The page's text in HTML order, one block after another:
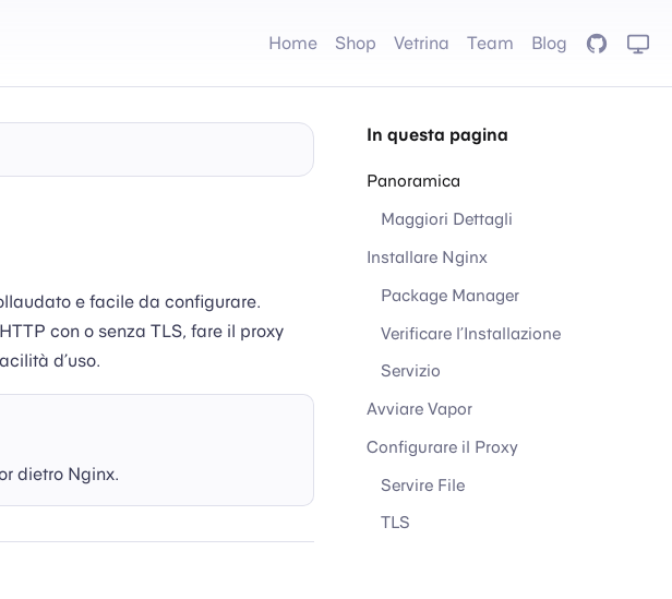
Home Shop Vetrina Team Blog GitHub
e facile da configurare.
con o senza TLS, fare il proxy
d’uso.
dietro Nginx.
In questa pagina
Panoramica
Maggiori Dettagli
Installare Nginx
Package Manager
Verificare l’Installazione
Servizio
Avviare Vapor
Configurare il Proxy
Servire File
TLS